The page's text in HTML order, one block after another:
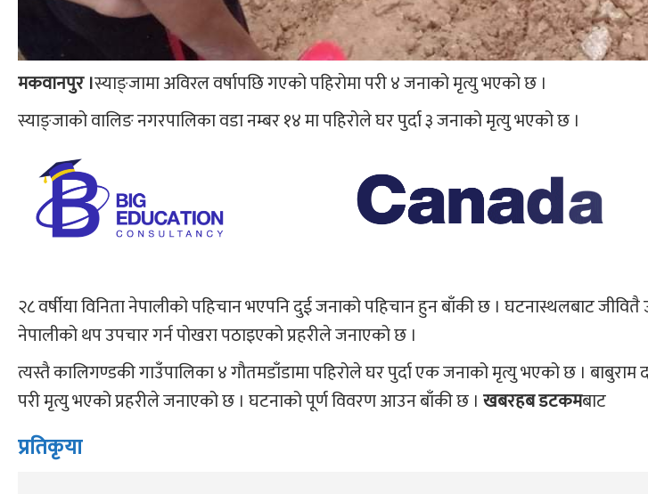
मकवानपुर ।स्याङ्जामा अविरल वर्षापछि गएको पहिरोमा परी ४ जनाको मृत्यु भएको छ ।
स्याङ्जाको वालिङ नगरपालिका वडा नम्बर १४ मा पहिरोले घर पुर्दा ३ जनाको मृत्यु भएको छ ।
२८ वर्षीया विनिता नेपालीको पहिचान भएपनि दुई जनाको पहिचान हुन बाँकी छ । घटनास्थलबाट जीवितै
नेपालीको थप उपचार गर्न पोखरा पठाइएको प्रहरीले जनाएको छ ।
त्यस्तै कालिगण्डकी गाउँपालिका ४ गौतमडाँडामा पहिरोले घर पुर्दा एक जनाको मृत्यु भएको छ । बाबुराम
परी मृत्यु भएको प्रहरीले जनाएको छ । घटनाको पूर्ण विवरण आउन बाँकी छ । खबरहब डटकमबाट
प्रतिकृया